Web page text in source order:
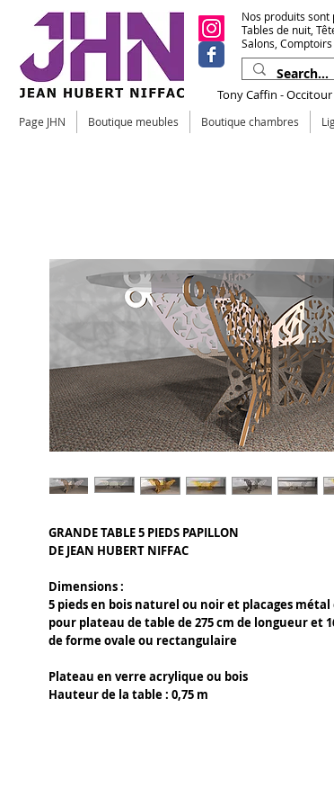
Nos produits sont
Tables de nuit,
Salons,
Tony Caffin - Occitour
Page JHN Boutique meubles Boutique chambres
GRANDE TABLE 5 PIEDS PAPILLON
DE JEAN HUBERT NIFFAC
Dimensions :
5 pieds en bois naturel ou noir et placages
pour plateau de table de 275 cm de longueur et
de forme ovale ou rectangulaire
Plateau en verre acrylique ou bois
Hauteur de la table : 0,75 m